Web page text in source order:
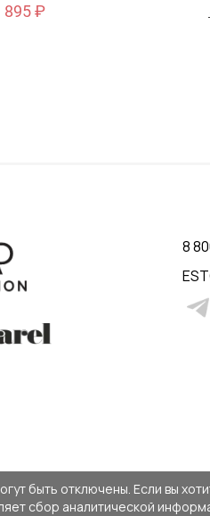
895 ₽
8
быть отключены. Если вы
сбор аналитической